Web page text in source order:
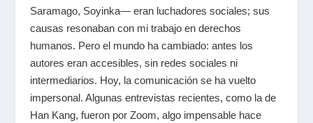
Saramago, Soyinka— eran luchadores sociales; sus
causas resonaban con mi trabajo en derechos
humanos. Pero el mundo ha cambiado: antes los
autores eran accesibles, sin redes sociales ni
intermediarios. Hoy, la comunicación se ha vuelto
impersonal. Algunas entrevistas recientes, como la de
Han Kang, fueron por Zoom, algo impensable hace